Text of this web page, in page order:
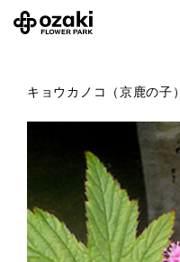
キョウカノコ（京鹿の子）